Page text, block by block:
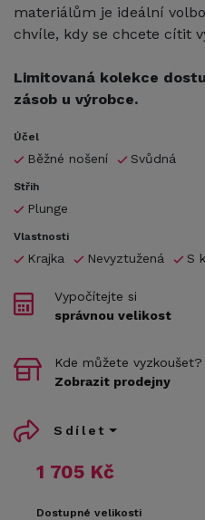
materiálům je ideální
chvíle, kdy se chcete cítit
Limitovaná kolekce
zásob u výrobce.
Účel
Běžné nošení Svůdná
Střih
Plunge
Vlastnosti
Krajka Nevyztužená S
1 705 Kč
Dostupné velikosti
Vypočítejte si
správnou velikost
Kde můžete vyzkoušet?
Zobrazit prodejny
Sdílet